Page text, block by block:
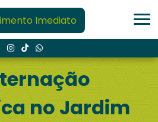
Imediato
no Jardim